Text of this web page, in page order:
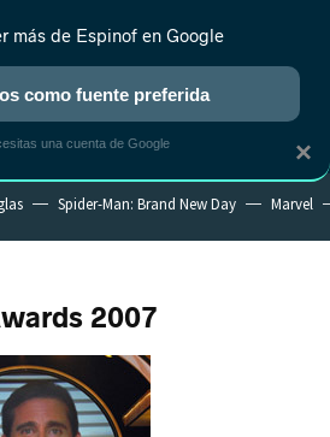
REALITY ANIME RANKINGS CINE
Spider-Man: Brand New Day Marvel
2007
×
más de Espinof en Google
como fuente preferida
una cuenta de Google